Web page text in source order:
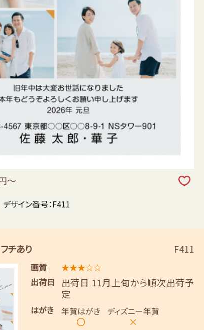
～
ザイン番号：F411
チあり F411
画質
★★★☆☆
出荷日
出荷日 11月上旬から順次出荷予
定
はがき 年賀はがき
〇
ディズニー年賀
×